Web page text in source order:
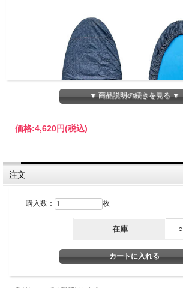
バー ショートボード（5'0-6'6ft.）
▼ 商品説明の続きを見る ▼
価格:4,620円(税込)
注文
購入数： 枚
在庫 ○